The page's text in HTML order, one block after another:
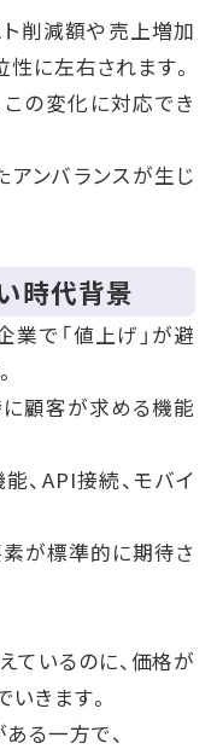
削減額や売上増加
性に左右されます。
の変化に対応でき
アンバランスが生じ
時代背景
業で「値上げ」が避
顧客が求める機能
、API接続、モバイ
が標準的に期待さ
ているのに、価格が
きます。
る一方で、